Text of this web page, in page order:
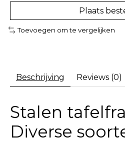
Plaats
Toevoegen om te vergelijken
Beschrijving Reviews (0)
Stalen
Diverse